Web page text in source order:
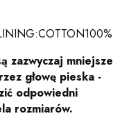
zazwyczaj mniejsze
głowę pieska -
odpowiedni
rozmiarów.